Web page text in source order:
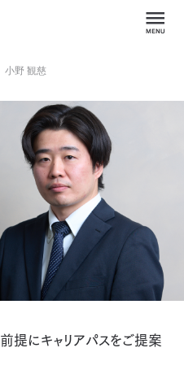
小野 観慈
提にキャリアパスをご提案